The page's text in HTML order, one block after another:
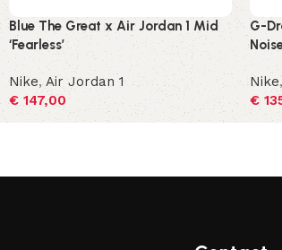
Blue The Great x Air Jordan 1 Mid
‘Fearless’
Nike,Air Jordan 1
€ 147,00
Opties selecteren
G-
Nike
€